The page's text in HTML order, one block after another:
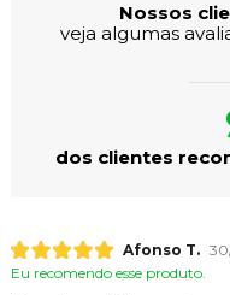
Nossos
veja algumas
dos clientes
Afonso T.
Eu recomendo esse produto.